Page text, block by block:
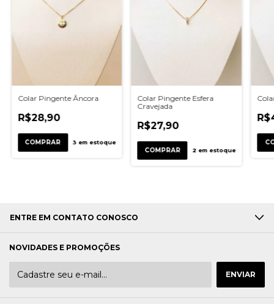
Colar Pingente Âncora
R$28,90
3 em estoque
Colar Pingente Esfera
Cravejada
R$27,90
2 em estoque
ENTRE EM CONTATO CONOSCO
NOVIDADES E PROMOÇÕES